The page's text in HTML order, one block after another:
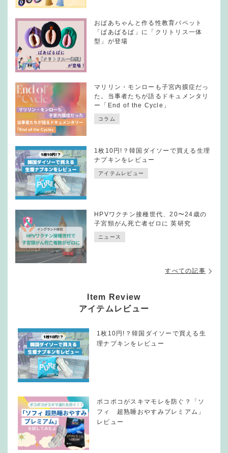
おばあちゃんと作る性教育パペット
「ばあばるば」に「クリトリス一体
型」が登場
マリリン・モンローも子宮内膜症だっ
た。当事者たちが語るドキュメンタリ
ー「End of the Cycle」
コラム
1枚10円!？韓国ダイソーで買える生理
ナプキンをレビュー
アイテムレビュー
HPVワクチン接種世代、20〜24歳の
子宮頸がん死亡者ゼロに 英研究
ニュース
すべての記事
Item Review
アイテムレビュー
1枚10円!？韓国ダイソーで買える生
理ナプキンをレビュー
ポコポコがスキマモレを防ぐ？「ソ
フィ 超熟睡おやすみプレミアム」
レビュー